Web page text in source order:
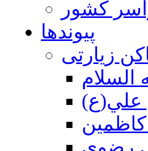
کشور
پیوندها
زیارتی
علي(ع)
رضوي